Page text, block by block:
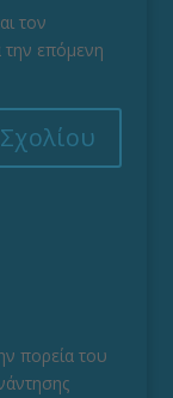
τον
επόμενη
πορεία του